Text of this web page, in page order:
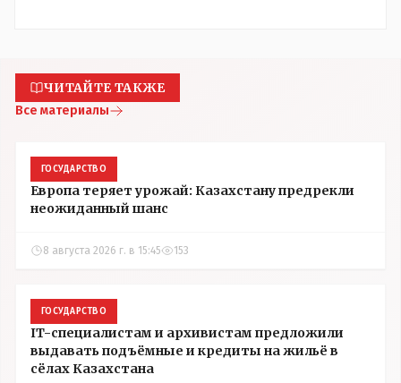
ЧИТАЙТЕ ТАКЖЕ
Все материалы
ГОСУДАРСТВО
Европа теряет урожай: Казахстану предрекли
неожиданный шанс
8 августа 2026 г. в 15:45 153
ГОСУДАРСТВО
IT-специалистам и архивистам предложили
выдавать подъёмные и кредиты на жильё в
сёлах Казахстана